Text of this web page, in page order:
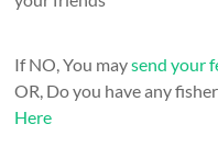
If NO, You maysend your
OR, Do you have any
Here